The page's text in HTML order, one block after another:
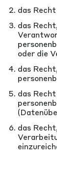
das
das
oder die
das
das
das